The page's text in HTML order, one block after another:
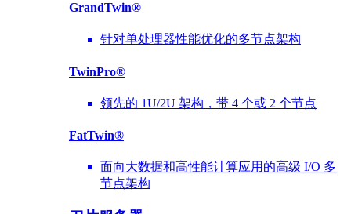
GrandTwin®
针对单处理器性能优化的多节点架构
TwinPro®
领先的 1U/2U 架构，带 4 个或 2 个节点
FatTwin®
面向大数据和高性能计算应用的高级 I/O 多
节点架构